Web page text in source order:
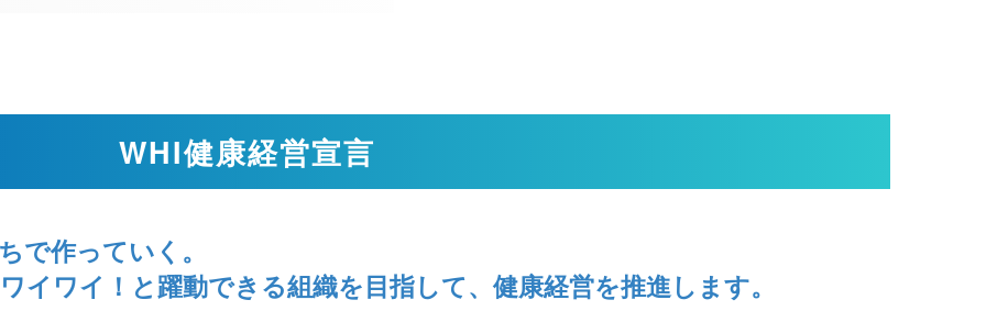
WHI健康経営宣言
で作っていく。
イワイ！と躍動できる組織を目指して、健康経営を推進します。